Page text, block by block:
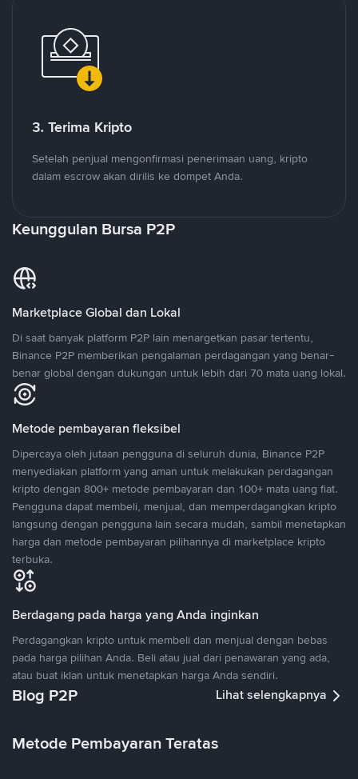
3. Terima Kripto
Setelah penjual mengonfirmasi penerimaan uang, kripto
dalam escrow akan dirilis ke dompet Anda.
Keunggulan Bursa P2P
Marketplace Global dan Lokal
Di saat banyak platform P2P lain menargetkan pasar tertentu,
Binance P2P memberikan pengalaman perdagangan yang benar-
benar global dengan dukungan untuk lebih dari 70 mata uang lokal.
Metode pembayaran fleksibel
Dipercaya oleh jutaan pengguna di seluruh dunia, Binance P2P
menyediakan platform yang aman untuk melakukan perdagangan
kripto dengan 800+ metode pembayaran dan 100+ mata uang fiat.
Pengguna dapat membeli, menjual, dan memperdagangkan kripto
langsung dengan pengguna lain secara mudah, sambil menetapkan
harga dan metode pembayaran pilihannya di marketplace kripto
terbuka.
Berdagang pada harga yang Anda inginkan
Perdagangkan kripto untuk membeli dan menjual dengan bebas
pada harga pilihan Anda. Beli atau jual dari penawaran yang ada,
atau buat iklan untuk menetapkan harga Anda sendiri.
Blog P2P Lihat selengkapnya
Metode Pembayaran Teratas